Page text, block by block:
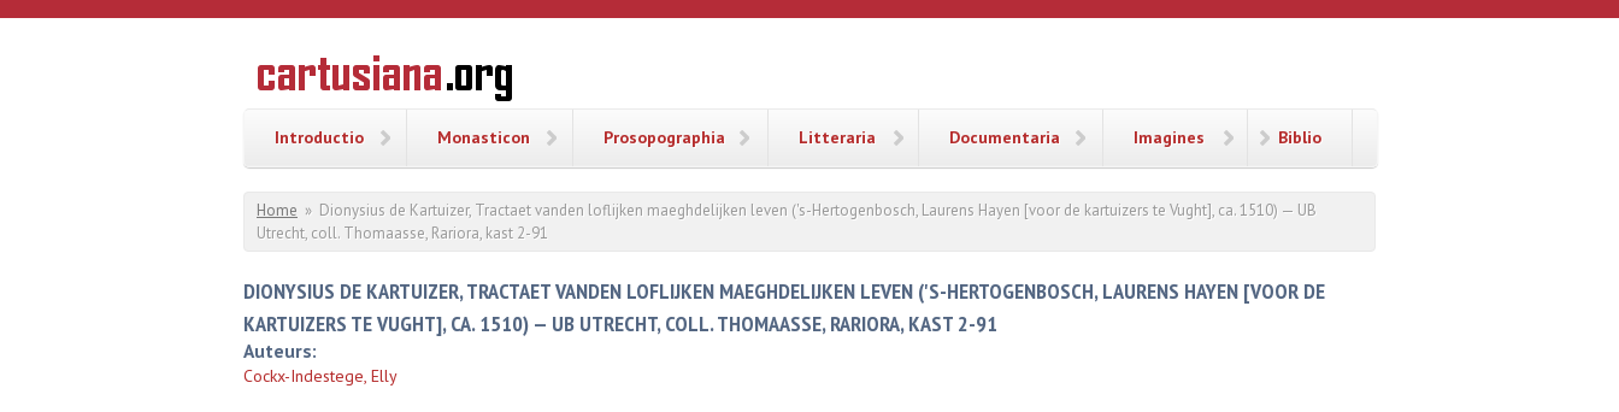
Overslaan en naar de inhoud gaan
CARTUSIANA
Geschiedenis
van de
Introductio Monasticon Prosopographia Litteraria Documentaria Imagines Biblio
U bent hier
Home » Dionysius de Kartuizer, Tractaet vanden loflijken maeghdelijken leven ('s-Hertogenbosch, Laurens Hayen [voor de kartuizers te Vught], ca. 1510) — UB
Utrecht, coll. Thomaasse, Rariora, kast 2-91
DIONYSIUS DE KARTUIZER, TRACTAET VANDEN LOFLIJKEN MAEGHDELIJKEN LEVEN ('S-HERTOGENBOSCH, LAURENS HAYEN [VOOR DE
KARTUIZERS TE VUGHT], CA. 1510) — UB UTRECHT, COLL. THOMAASSE, RARIORA, KAST 2-91
Auteurs:
Cockx-Indestege, Elly